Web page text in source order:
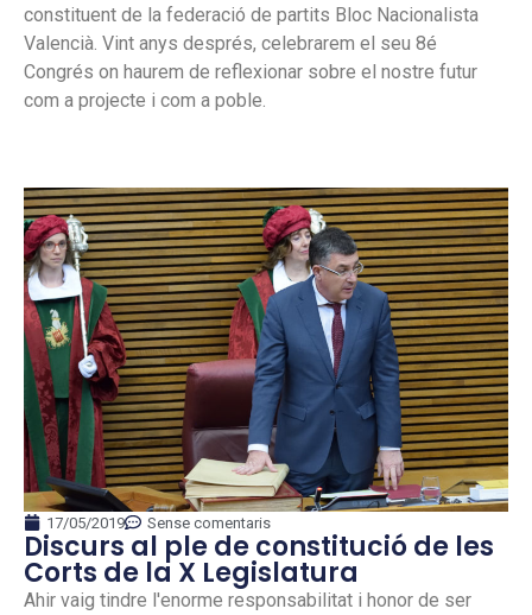
constituent de la federació de partits Bloc Nacionalista
Valencià. Vint anys després, celebrarem el seu 8é
Congrés on haurem de reflexionar sobre el nostre futur
com a projecte i com a poble.
17/05/2019 Sense comentaris
Discurs al ple de constitució de les
Corts de la X Legislatura
Ahir vaig tindre l'enorme responsabilitat i honor de ser